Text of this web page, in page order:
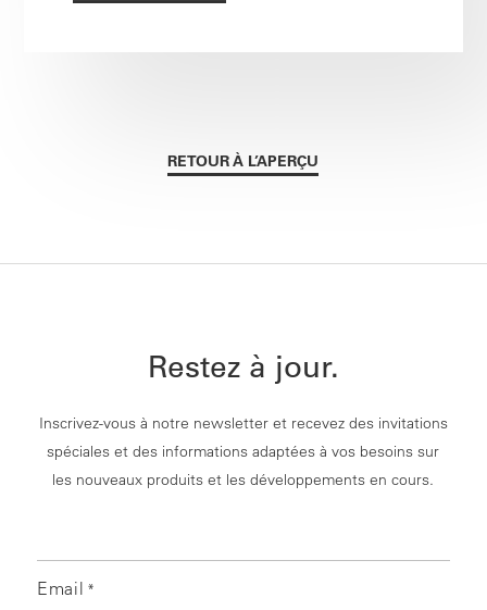
RETOUR À L’APERÇU
Restez à jour.
Inscrivez-vous à notre newsletter et recevez des invitations
spéciales et des informations adaptées à vos besoins sur
les nouveaux produits et les développements en cours.
Email *